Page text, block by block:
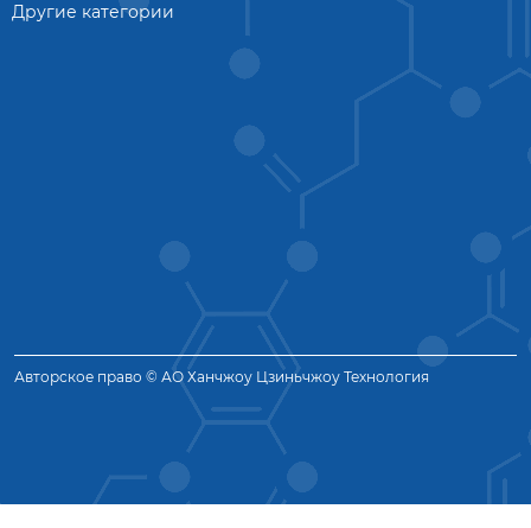
Другие категории
Авторское право © АО Ханчжоу Цзиньчжоу Технология